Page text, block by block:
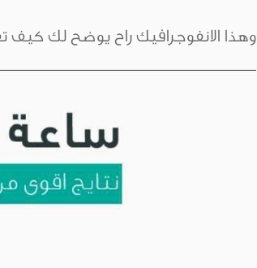
وهذا الانفوجرافيك راح يوضح لك